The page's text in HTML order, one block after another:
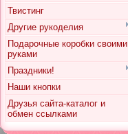
Твистинг
Другие рукоделия
Подарочные коробки своими
руками
Праздники!
Наши кнопки
Друзья сайта-каталог и
обмен ссылками